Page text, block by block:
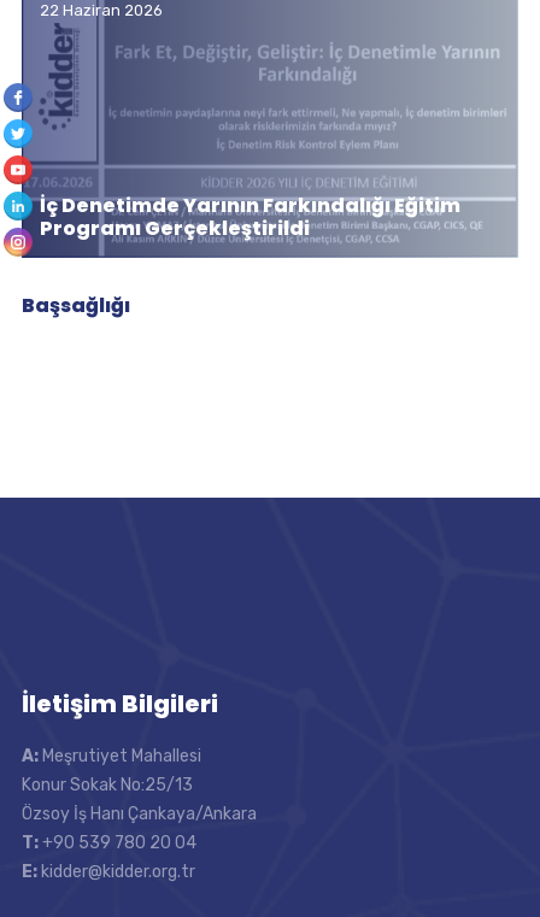
22 Haziran 2026
İç Denetimde Yarının Farkındalığı Eğitim
Programı Gerçekleştirildi
Başsağlığı
İletişim Bilgileri
A: Meşrutiyet Mahallesi
Konur Sokak No:25/13
Özsoy İş Hanı Çankaya/Ankara
T:+90 539 780 20 04
E: kidder@kidder.org.tr